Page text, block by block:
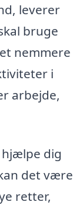
leverer
bruge
nemmere
i
arbejde,
hjælpe dig
det være
retter,